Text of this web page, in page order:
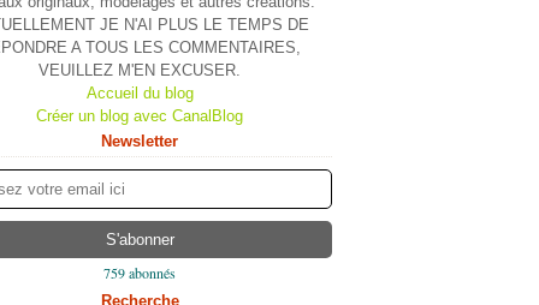
JE N'AI PLUS LE TEMPS DE
A TOUS LES COMMENTAIRES,
VEUILLEZ M'EN EXCUSER.
Accueil du blog
Créer un blog avec CanalBlog
Newsletter
759 abonnés
Recherche